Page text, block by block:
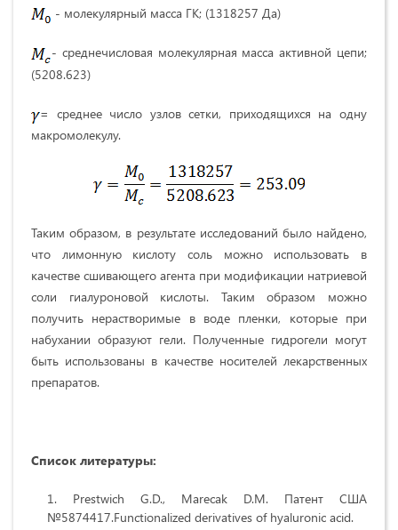
- молекулярный масса ГК; (1318257 Да)
- среднечисловая молекулярная масса активной цепи;
(5208.623)
= среднее число узлов сетки, приходящихся на одну
макромолекулу.
Таким образом, в результате исследований было найдено,
что лимонную кислоту соль можно использовать в
качестве сшивающего агента при модификации натриевой
соли гиалуроновой кислоты. Таким образом можно
получить нерастворимые в воде пленки, которые при
набухании образуют гели. Полученные гидрогели могут
быть использованы в качестве носителей лекарственных
препаратов.
Список литературы:
Prestwich G.D., Marecak D.M. Патент США
№5874417.Functionalized derivatives of hyaluronic acid.